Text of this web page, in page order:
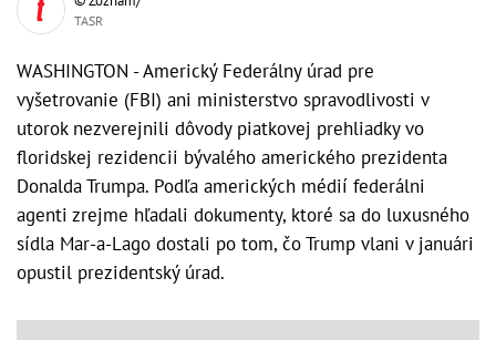
TASR
WASHINGTON - Americký Federálny úrad pre
vyšetrovanie (FBI) ani ministerstvo spravodlivosti v
utorok nezverejnili dôvody piatkovej prehliadky vo
floridskej rezidencii bývalého amerického prezidenta
Donalda Trumpa. Podľa amerických médií federálni
agenti zrejme hľadali dokumenty, ktoré sa do luxusného
sídla Mar-a-Lago dostali po tom, čo Trump vlani v januári
opustil prezidentský úrad.